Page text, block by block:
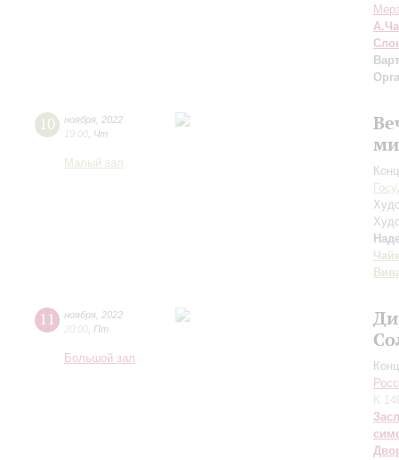
10 ноября 2022
19:00 Чт
Малый зал
11 ноября 2022
20:00 Пт
Большой зал
К